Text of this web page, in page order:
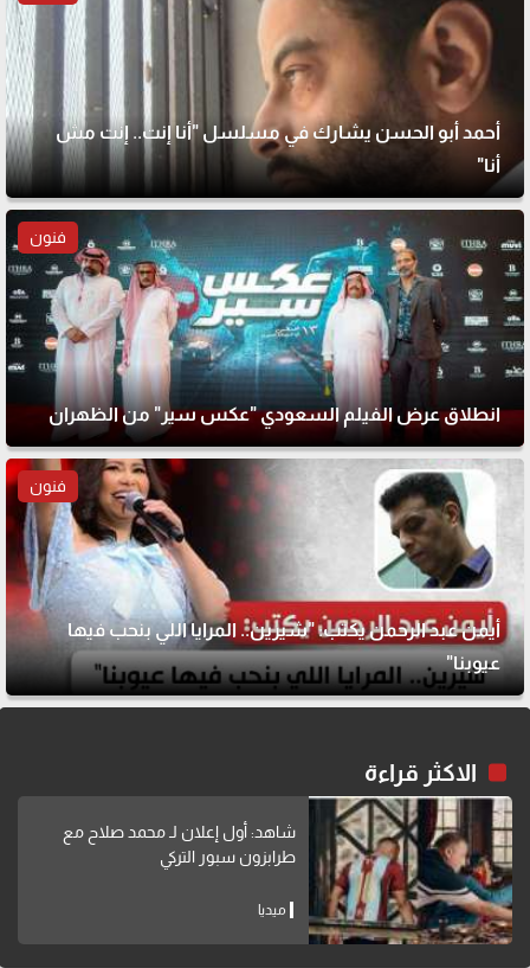
أحمد أبو الحسن يشارك في مسلسل "أنا إنت.. إنت مش
أنا"
فنون
انطلاق عرض الفيلم السعودي "عكس سير" من الظهران
فنون
أيمن عبد الرحمن يكتب: "شيرين.. المرايا اللي بنحب فيها
عيوبنا"
الاكثر قراءة
شاهد: أول إعلان لـ محمد صلاح مع
طرابزون سبور التركي
ميديا